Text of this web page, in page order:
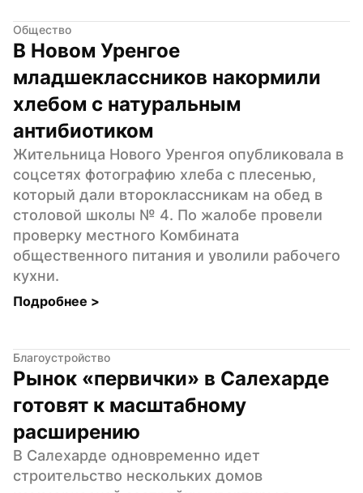
Общество
В Новом Уренгое
младшеклассников накормили
хлебом с натуральным
антибиотиком
Жительница Нового Уренгоя опубликовала в
соцсетях фотографию хлеба с плесенью,
который дали второклассникам на обед в
столовой школы № 4. По жалобе провели
проверку местного Комбината
общественного питания и уволили рабочего
кухни.
Подробнее >
Благоустройство
Рынок «первички» в Салехарде
готовят к масштабному
расширению
В Салехарде одновременно идет
строительство нескольких домов